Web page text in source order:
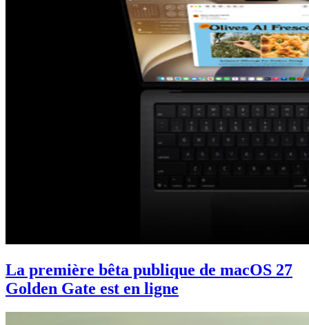
La première bêta publique de macOS 27
Golden Gate est en ligne